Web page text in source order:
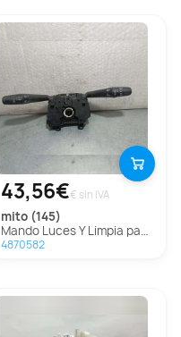
43,56€€ sin IVA
mito (145)
Mando Luces Y Limpia para Alfa Romeo Mito (145)
4870582